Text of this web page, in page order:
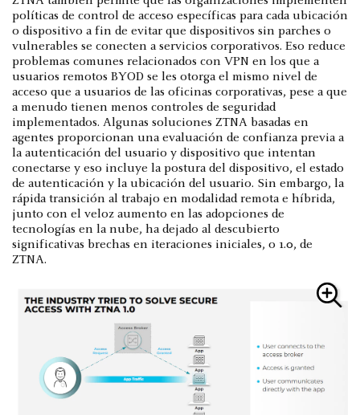
políticas de control de acceso específicas para cada ubicación
o dispositivo a fin de evitar que dispositivos sin parches o
vulnerables se conecten a servicios corporativos. Eso reduce
problemas comunes relacionados con VPN en los que a
usuarios remotos BYOD se les otorga el mismo nivel de
acceso que a usuarios de las oficinas corporativas, pese a que
a menudo tienen menos controles de seguridad
implementados. Algunas soluciones ZTNA basadas en
agentes proporcionan una evaluación de confianza previa a
la autenticación del usuario y dispositivo que intentan
conectarse y eso incluye la postura del dispositivo, el estado
de autenticación y la ubicación del usuario. Sin embargo, la
rápida transición al trabajo en modalidad remota e híbrida,
junto con el veloz aumento en las adopciones de
tecnologías en la nube, ha dejado al descubierto
significativas brechas en iteraciones iniciales, o 1.0, de
ZTNA.